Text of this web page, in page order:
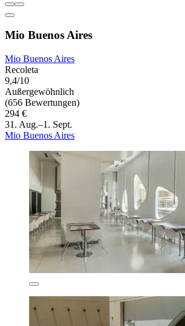
Mio Buenos Aires
Mio Buenos Aires
Recoleta
9,4/10
Außergewöhnlich
(656 Bewertungen)
294 €
31. Aug.–1. Sept.
Mio Buenos Aires